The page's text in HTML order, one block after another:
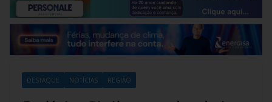
DESTAQUE NOTÍCIAS REGIÃO